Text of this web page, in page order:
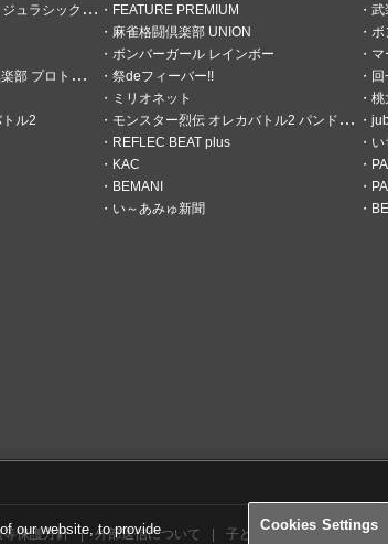
「シーズンイベント2025 ロボットスタンプ」
2025.02.05
イラストアイデア募集 開催！今回のテーマは
2025.01.30
「コナクレ 2月ログインスタンプ」開催のお知
2025.01.23
1/28(火) 臨時メンテナンスのお知らせ
2025.01.21
「シーズンイベント2025 犬スタンプ」開催のお
2025.01.08
2024.11.26
e-amusementアプリ ver 3.10.1 (Android) 公開の
ックトレジャー FEATURE PREMIUM
武
麻雀格闘倶楽部 UNION
ボ
ボンバーガール レインボー
マ
トーナメント 祭deフィーバー!!
ミリオネット
桃
ル2 モンスター烈伝 オレカバトル2 パンドラのメダル
REFLEC BEAT plus
KAC
BEMANI
い～あみゅ新聞
等保護方針 外部送信について 子どもの安全基準に関する
our website, to provide
Cookies Settings